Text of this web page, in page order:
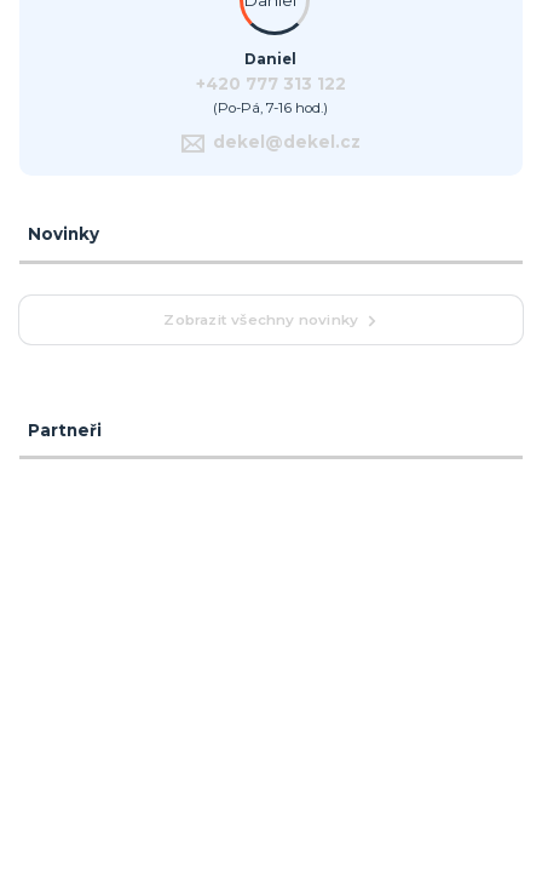
Daniel
+420 777 313 122
(Po-Pá, 7-16 hod.)
dekel@dekel.cz
Novinky
Zobrazit všechny novinky
Partneři